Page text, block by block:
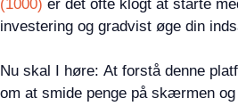
(1000) er det ofte klogt at starte
investering og gradvist øge din
Nu skal I høre: At forstå denne
om at smide penge på skærmen